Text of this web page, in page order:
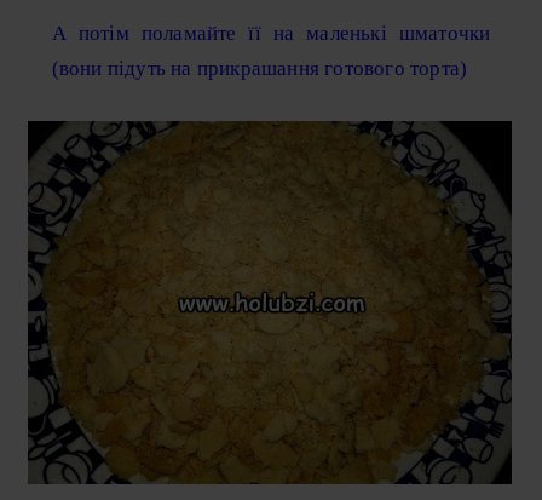
А потім поламайте її на маленькі шматочки
(вони підуть на прикрашання готового торта)